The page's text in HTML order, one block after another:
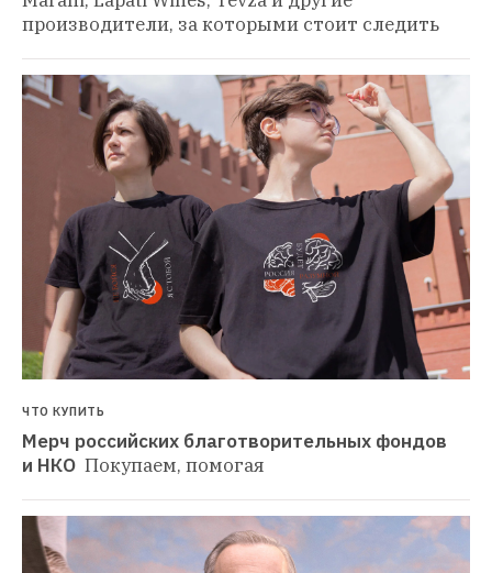
производители, за которыми стоит следить
ЧТО КУПИТЬ
Мерч российских благотворительных фондов
и НКО Покупаем, помогая